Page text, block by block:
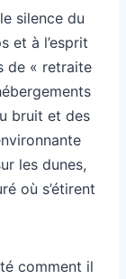
silence du
et à l’esprit
de « retraite
bruit et des
les dunes,
où s’étirent
comment il